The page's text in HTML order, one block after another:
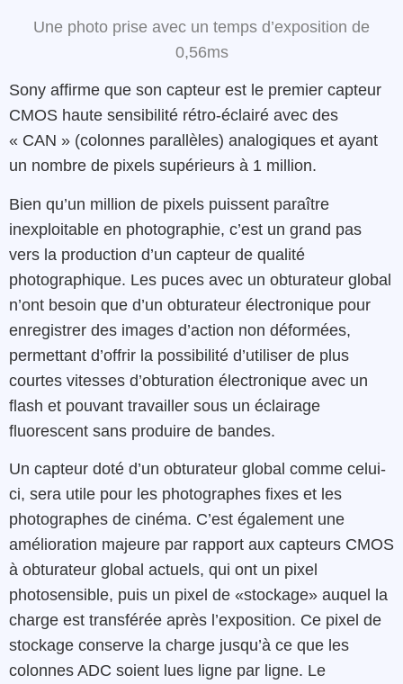
Une photo prise avec un temps d’exposition de
0,56ms
Sony affirme que son capteur est le premier capteur
CMOS haute sensibilité rétro-éclairé avec des
« CAN » (colonnes parallèles) analogiques et ayant
un nombre de pixels supérieurs à 1 million.
Bien qu’un million de pixels puissent paraître
inexploitable en photographie, c’est un grand pas
vers la production d’un capteur de qualité
photographique. Les puces avec un obturateur global
n’ont besoin que d’un obturateur électronique pour
enregistrer des images d’action non déformées,
permettant d’offrir la possibilité d’utiliser de plus
courtes vitesses d’obturation électronique avec un
flash et pouvant travailler sous un éclairage
fluorescent sans produire de bandes.
Un capteur doté d’un obturateur global comme celui-
ci, sera utile pour les photographes fixes et les
photographes de cinéma. C’est également une
amélioration majeure par rapport aux capteurs CMOS
à obturateur global actuels, qui ont un pixel
photosensible, puis un pixel de «stockage» auquel la
charge est transférée après l’exposition. Ce pixel de
stockage conserve la charge jusqu’à ce que les
colonnes ADC soient lues ligne par ligne. Le